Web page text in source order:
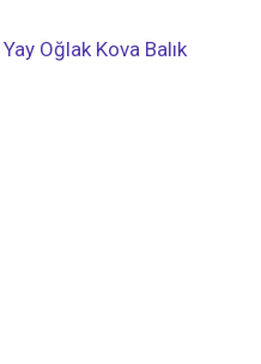
Yay Oğlak Kova Balık